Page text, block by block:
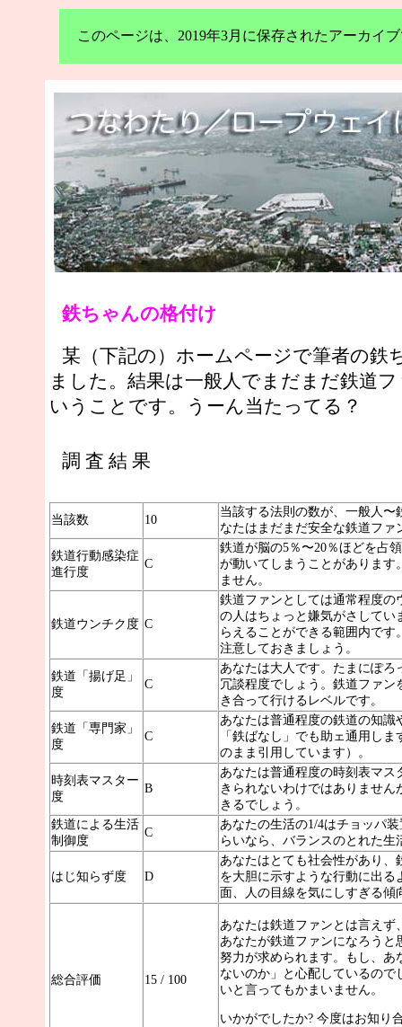
このページは、2019年3月に保存されたアーカイ
鉄ちゃんの格付け
某（下記の）ホームページで筆者の鉄
ました。結果は一般人でまだまだ鉄道
いうことです。うーん当たってる？
調 査 結 果
当該数 10
当該する法則の数が、一般人
なたはまだまだ安全な鉄道ファ
鉄道行動感染症
進行度
C
鉄道が脳の5％〜20％ほどを占
が動いてしまうことがあります
ません。
鉄道ウンチク度 C
鉄道ファンとしては通常程度の
の人はちょっと嫌気がさしてい
らえることができる範囲内で
注意しておきましょう。
鉄道「揚げ足」
度
C
あなたは大人です。たまにぽろ
冗談程度でしょう。鉄道ファ
き合って行けるレベルです。
鉄道「専門家」
度
C
あなたは普通程度の鉄道の知識
「鉄ばなし」でも助ェ通用し
のまま引用しています）。
時刻表マスター
度
B
あなたは普通程度の時刻表マス
きられないわけではありませ
きるでしょう。
鉄道による生活
制御度
C
あなたの生活の1/4はチョッパ
らいなら、バランスのとれた生
はじ知らず度 D
あなたはとても社会性があり、
を大胆に示すような行動に出
面、人の目線を気にしすぎる傾
総合評価 15 / 100
あなたは鉄道ファンとは言えず
あなたが鉄道ファンになろうと
努力が求められます。もし、あ
ないのか」と心配しているの
いと言ってもかまいません。
いかがでしたか? 今度はお知り